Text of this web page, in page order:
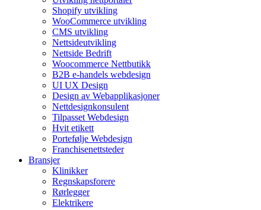
Shopify utvikling
WooCommerce utvikling
CMS utvikling
Nettsideutvikling
Nettside Bedrift
Woocommerce Nettbutikk
B2B e-handels webdesign
UI UX Design
Design av Webapplikasjoner
Nettdesignkonsulent
Tilpasset Webdesign
Hvit etikett
Portefølje Webdesign
Franchisenettsteder
Bransjer
Klinikker
Regnskapsforere
Rørlegger
Elektrikere